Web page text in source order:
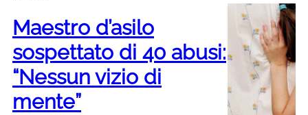
Maestro d’asilo
sospettato di 40 abusi:
“Nessun vizio di
mente”